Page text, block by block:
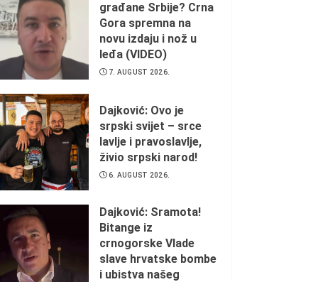
građane Srbije? Crna
Gora spremna na
novu izdaju i nož u
leđa (VIDEO)
7. AUGUST 2026.
Dajković: Ovo je
srpski svijet – srce
lavlje i pravoslavlje,
živio srpski narod!
6. AUGUST 2026.
Dajković: Sramota!
Bitange iz
crnogorske Vlade
slave hrvatske bombe
i ubistva našeg